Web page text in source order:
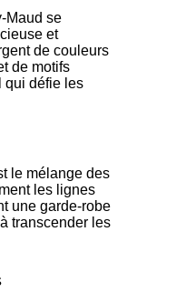
Maud se
et
de couleurs
de motifs
qui défie les
le mélange des
les lignes
une garde-robe
transcender les